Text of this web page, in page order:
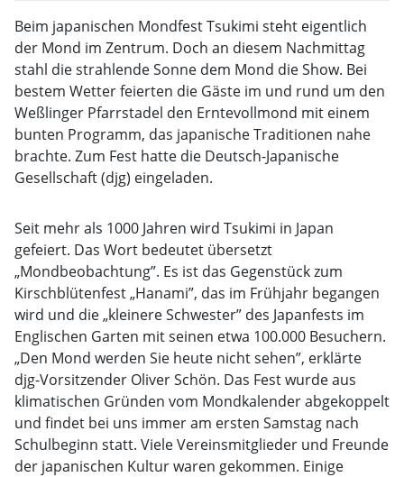
Beim japanischen Mondfest Tsukimi steht eigentlich
der Mond im Zentrum. Doch an diesem Nachmittag
stahl die strahlende Sonne dem Mond die Show. Bei
bestem Wetter feierten die Gäste im und rund um den
Weßlinger Pfarrstadel den Erntevollmond mit einem
bunten Programm, das japanische Traditionen nahe
brachte. Zum Fest hatte die Deutsch-Japanische
Gesellschaft (djg) eingeladen.
Seit mehr als 1000 Jahren wird Tsukimi in Japan
gefeiert. Das Wort bedeutet übersetzt
„Mondbeobachtung”. Es ist das Gegenstück zum
Kirschblütenfest „Hanami”, das im Frühjahr begangen
wird und die „kleinere Schwester” des Japanfests im
Englischen Garten mit seinen etwa 100.000 Besuchern.
„Den Mond werden Sie heute nicht sehen”, erklärte
djg-Vorsitzender Oliver Schön. Das Fest wurde aus
klimatischen Gründen vom Mondkalender abgekoppelt
und findet bei uns immer am ersten Samstag nach
Schulbeginn statt. Viele Vereinsmitglieder und Freunde
der japanischen Kultur waren gekommen. Einige